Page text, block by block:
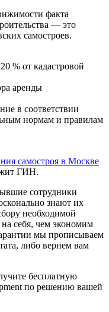
факта
— это
самостроев.
% от кадастровой
аренды
в соответствии
нормам и правилам
самостроя в Москве
ГИН.
сотрудники
знают их
необходимой
себя, чем экономим
мы прописываем
либо вернем вам
бесплатную
по решению вашей